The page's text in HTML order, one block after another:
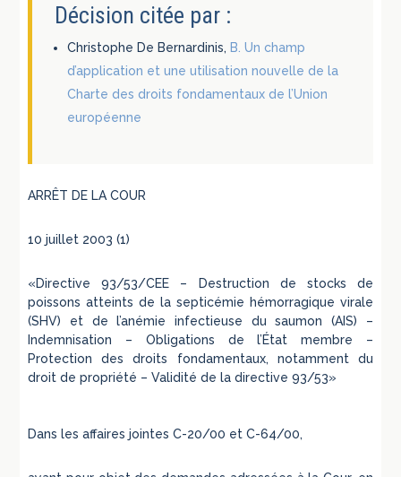
Décision citée par :
Christophe De Bernardinis, B. Un champ
d’application et une utilisation nouvelle de la
Charte des droits fondamentaux de l’Union
européenne
ARRÊT DE LA COUR
10 juillet 2003 (1)
«Directive 93/53/CEE – Destruction de stocks de
poissons atteints de la septicémie hémorragique virale
(SHV) et de l’anémie infectieuse du saumon (AIS) –
Indemnisation – Obligations de l’État membre –
Protection des droits fondamentaux, notamment du
droit de propriété – Validité de la directive 93/53»
Dans les affaires jointes C-20/00 et C-64/00,